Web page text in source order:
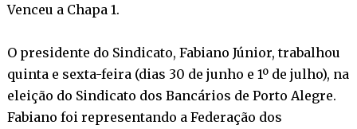
Venceu a Chapa 1.
O presidente do Sindicato, Fabiano Júnior, trabalhou
quinta e sexta-feira (dias 30 de junho e 1º de julho), na
eleição do Sindicato dos Bancários de Porto Alegre.
Fabiano foi representando a Federação dos